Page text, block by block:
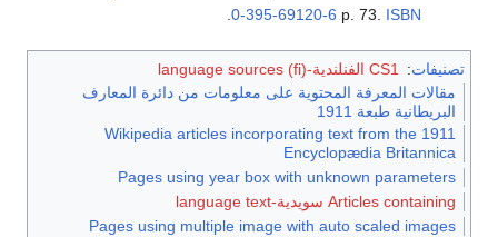
p. 73. ISBN
0-395-69120-6
.
تصنيفات:
CS1 الفنلندية-language sources (fi)
مقالات المعرفة المحتوية على معلومات من دائرة المعارف
البريطانية طبعة 1911
Wikipedia articles incorporating text from the 1911
Encyclopædia Britannica
Pages using year box with unknown parameters
Articles containing سويدية-language text
Pages using multiple image with auto scaled images